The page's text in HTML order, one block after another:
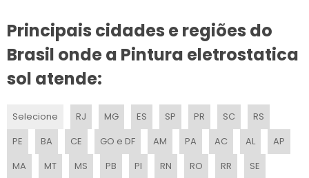
Principais cidades e regiões do
Brasil onde a Pintura eletrostatica
sol atende:
Selecione RJ MG ES SP PR SC
RS
PE
BA CE GO e DF AM PA AC AL
AP
MA
MT MS PB PI RN RO RR
SE